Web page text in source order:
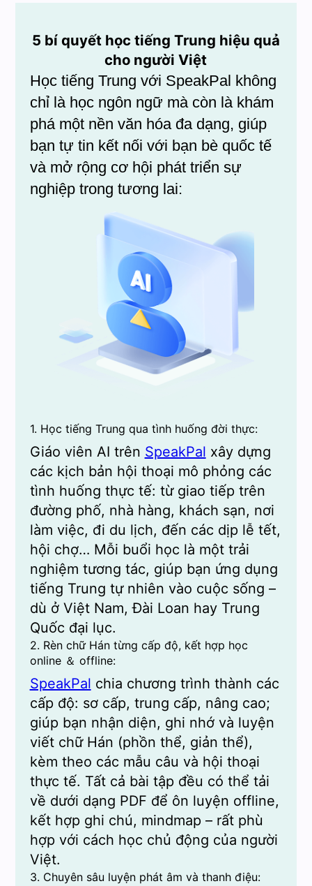
5 bí quyết học tiếng Trung hiệu quả
cho người Việt
Học tiếng Trung với SpeakPal không
chỉ là học ngôn ngữ mà còn là khám
phá một nền văn hóa đa dạng, giúp
bạn tự tin kết nối với bạn bè quốc tế
và mở rộng cơ hội phát triển sự
nghiệp trong tương lai:
1. Học tiếng Trung qua tình huống đời thực:
Giáo viên AI trên SpeakPal xây dựng
các kịch bản hội thoại mô phỏng các
tình huống thực tế: từ giao tiếp trên
đường phố, nhà hàng, khách sạn, nơi
làm việc, đi du lịch, đến các dịp lễ tết,
hội chợ… Mỗi buổi học là một trải
nghiệm tương tác, giúp bạn ứng dụng
tiếng Trung tự nhiên vào cuộc sống –
dù ở Việt Nam, Đài Loan hay Trung
Quốc đại lục.
2. Rèn chữ Hán từng cấp độ, kết hợp học
online ＆ offline:
SpeakPal chia chương trình thành các
cấp độ: sơ cấp, trung cấp, nâng cao;
giúp bạn nhận diện, ghi nhớ và luyện
viết chữ Hán (phồn thể, giản thể),
kèm theo các mẫu câu và hội thoại
thực tế. Tất cả bài tập đều có thể tải
về dưới dạng PDF để ôn luyện offline,
kết hợp ghi chú, mindmap – rất phù
hợp với cách học chủ động của người
Việt.
3. Chuyên sâu luyện phát âm và thanh điệu: